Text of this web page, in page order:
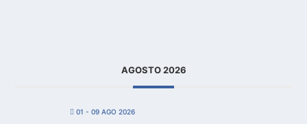
AGOSTO 2026
01 - 09 AGO 2026